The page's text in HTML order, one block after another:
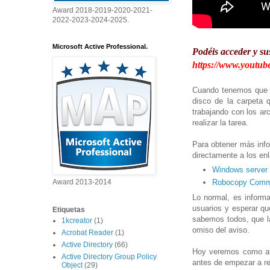
Podéis acceder y
https://
Cuando tenemos
disco de la carpeta
trabajando con los
realizar la tarea.
Para obtener más
directamente a los
Windows
Robocopy
Lo normal, es
usuarios y esperar
sabemos todos, que
omiso del aviso.
Hoy veremos como
antes de empezar a
Award 2018-2019-2020-2021-
2022-2023-2024-2025.
Microsoft Active Professional.
Award 2013-2014
Etiquetas
1kcreator (1)
Acrobat Reader (1)
Active Directory (66)
Active Directory Group Policy
Object (29)